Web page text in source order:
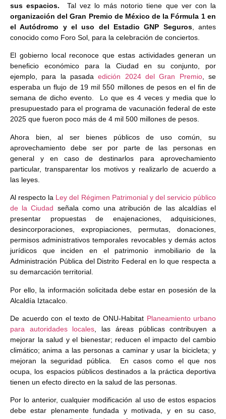
sus espacios.
Tal vez lo más notorio tiene que ver con la
organización del Gran Premio de México de la Fórmula 1 en
el Autódromo y el uso del Estadio GNP Seguros, antes
conocido como Foro Sol, para la celebración de conciertos.
El gobierno local reconoce que estas actividades generan un
beneficio económico para la Ciudad en su conjunto, por
ejemplo, para la pasadaedición 2024 del Gran Premio, se
esperaba un flujo de 19 mil 550 millones de pesos en el fin de
semana de dicho evento. Lo que es 4 veces y media que lo
presupuestado para el programa de vacunación federal de este
2025 que fueron poco más de 4 mil 500 millones de pesos.
Ahora bien, al ser bienes públicos de uso común, su
aprovechamiento debe ser por parte de las personas en
general y en caso de destinarlos para aprovechamiento
particular, transparentar los motivos y realizarlo de acuerdo a
las leyes.
Al respecto la Ley del Régimen Patrimonial y del servicio público
de la Ciudad señala como una atribución de las alcaldías el
presentar propuestas de enajenaciones, adquisiciones,
desincorporaciones, expropiaciones, permutas, donaciones,
permisos administrativos temporales revocables y demás actos
jurídicos que inciden en el patrimonio inmobiliario de la
Administración Pública del Distrito Federal en lo que respecta a
su demarcación territorial.
Por ello, la información solicitada debe estar en posesión de la
Alcaldía Iztacalco.
De acuerdo con el texto de ONU-Habitat Planeamiento urbano
para autoridades locales , las áreas públicas contribuyen a
mejorar la salud y el bienestar; reducen el impacto del cambio
climático; anima a las personas a caminar y usar la bicicleta; y
mejoran la seguridad pública. En casos como el que nos
ocupa, los espacios públicos destinados a la práctica deportiva
tienen un efecto directo en la salud de las personas.
Por lo anterior, cualquier modificación al uso de estos espacios
debe estar plenamente fundada y motivada, y en su caso,